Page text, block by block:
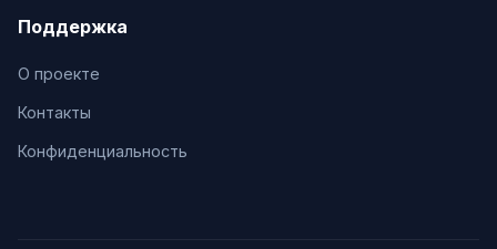
Поддержка
О проекте
Контакты
Конфиденциальность